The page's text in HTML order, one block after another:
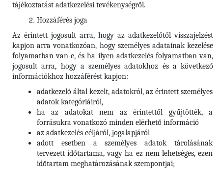
tájékoztatást adatkezelési tevékenységről.
Hozzáférés joga
Az érintett jogosult arra, hogy az adatkezelőtől visszajelzést
kapjon arra vonatkozóan, hogy személyes adatainak kezelése
folyamatban van-e, és ha ilyen adatkezelés folyamatban van,
jogosult arra, hogy a személyes adatokhoz és a következő
információkhoz hozzáférést kapjon:
adatkezelő által kezelt, adatokról, az érintett személyes
adatok kategóriáiról,
ha az adatokat nem az érintettől gyűjtötték, a
forrásukra vonatkozó minden elérhető információ
az adatkezelés céljáról, jogalapjáról
adott esetben a személyes adatok tárolásának
tervezett időtartama, vagy ha ez nem lehetséges, ezen
időtartam meghatározásának szempontjai;